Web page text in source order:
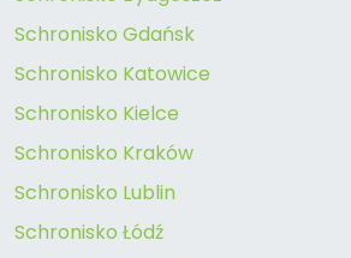
Schronisko Gdańsk
Schronisko Katowice
Schronisko Kielce
Schronisko Kraków
Schronisko Lublin
Schronisko Łódź